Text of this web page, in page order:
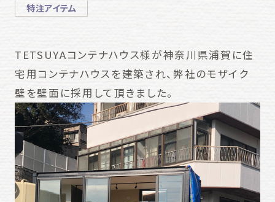
特注アイテム
TETSUYAコンテナハウス様が神奈川県浦賀に住
宅用コンテナハウスを建築され、弊社のモザイク
壁を壁面に採用して頂きました。